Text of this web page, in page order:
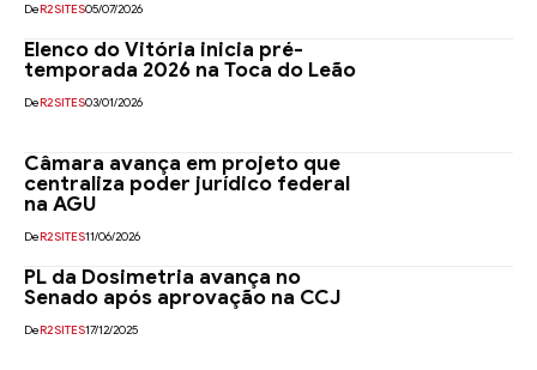
DeR2SITES05/07/2026
Elenco do Vitória inicia pré-
temporada 2026 na Toca do Leão
DeR2SITES03/01/2026
Câmara avança em projeto que
centraliza poder jurídico federal
na AGU
DeR2SITES11/06/2026
PL da Dosimetria avança no
Senado após aprovação na CCJ
DeR2SITES17/12/2025